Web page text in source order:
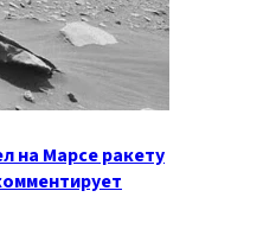
на Марсе ракету